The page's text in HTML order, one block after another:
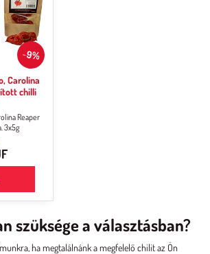
9%
Carolina
chilli
Reaper
3x5g
szüksége a választásban?
ha megtalálnánk a megfelelő chilit az Ön